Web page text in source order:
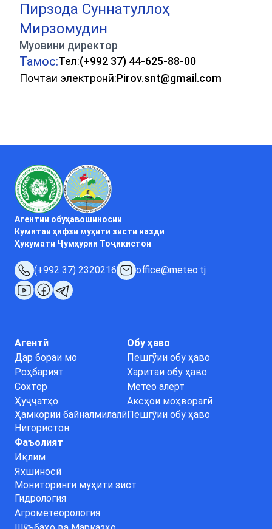
Пирзода Суннатуллоҳ
Мирзомудин
Муовини директор
Тамос:Тел:(+992 37) 44-625-88-00
Почтаи электронӣ:Pirov.snt@gmail.com
Агентии обуҳавошиносии
Кумитаи ҳифзи муҳити зисти назди
Ҳукумати Ҷумҳурии Тоҷикистон
(+992 37) 2320216 office@meteo.tj
Агентӣ
Дар бораи мо
Роҳбарият
Сохтор
Ҳуҷҷатҳо
Ҳамкории байналмилалӣ
Нигористон
Обу ҳаво
Пешгӯии обу ҳаво
Харитаи обу ҳаво
Метео алерт
Аксҳои моҳворагӣ
Пешгӯии обу ҳаво
Фаъолият
Иқлим
Яхшиносӣ
Мониторинги муҳити зист
Гидрология
Агрометеорология